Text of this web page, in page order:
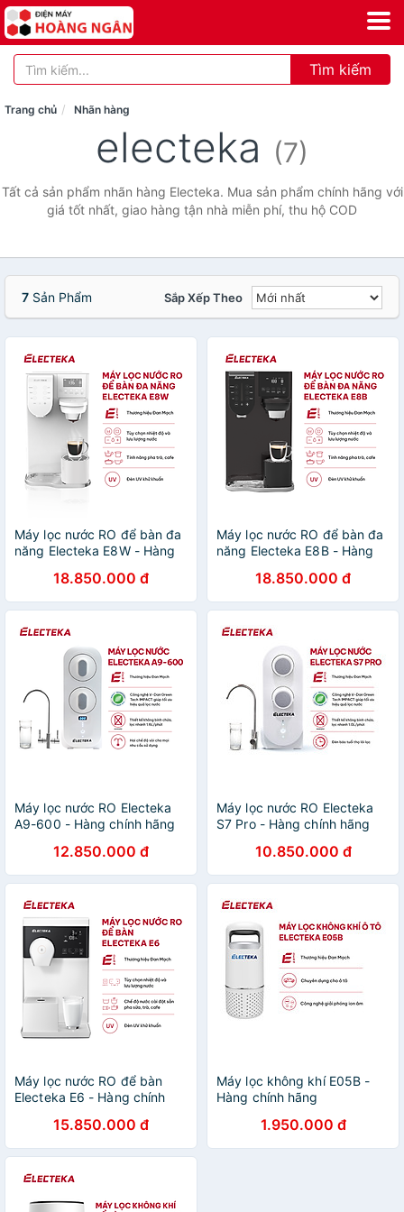
Tìm kiếm
Trang chủ Nhãn hàng
electeka (7)
Tất cả sản phẩm nhãn hàng Electeka. Mua sản phẩm chính hãng với
giá tốt nhất, giao hàng tận nhà miễn phí, thu hộ COD
7 Sản Phẩm Sắp Xếp Theo
Máy lọc nước RO để bàn đa
năng Electeka E8W - Hàng
18.850.000 đ
Máy lọc nước RO để bàn đa
năng Electeka E8B - Hàng
18.850.000 đ
Máy lọc nước RO Electeka
A9-600 - Hàng chính hãng
12.850.000 đ
Máy lọc nước RO Electeka
S7 Pro - Hàng chính hãng
10.850.000 đ
Máy lọc nước RO để bàn
Electeka E6 - Hàng chính
15.850.000 đ
Máy lọc không khí E05B -
Hàng chính hãng
1.950.000 đ